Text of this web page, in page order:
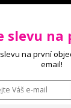
slevu na
na první
email!